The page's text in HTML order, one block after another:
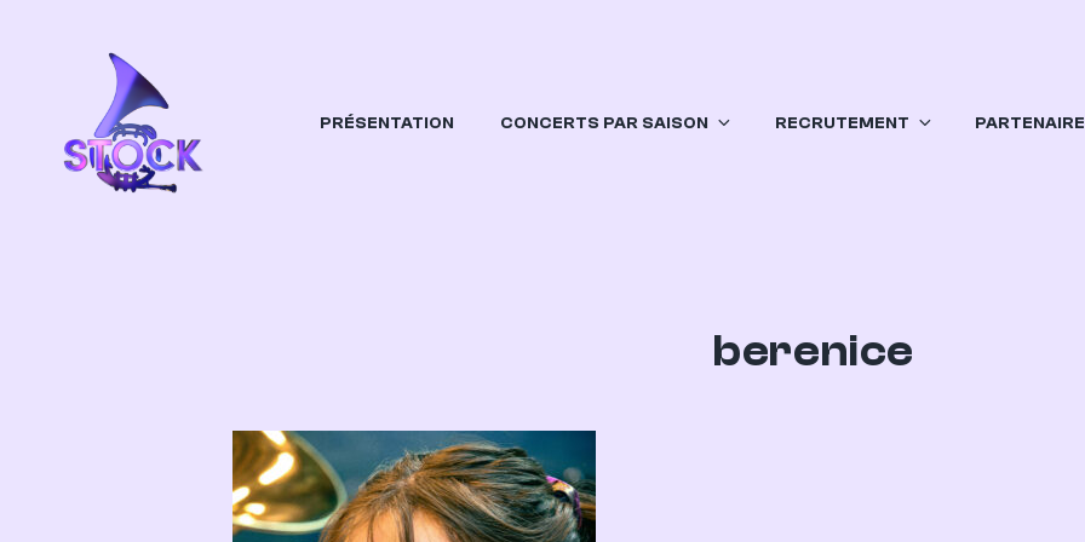
STOCKPRÉSENTATION CONCERTS PAR SAISON RECRUTEMENT
berenice